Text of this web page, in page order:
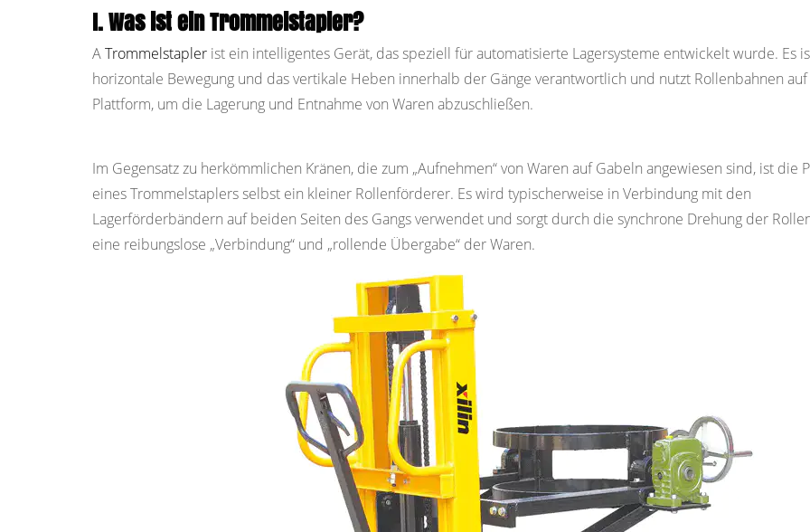
Fassstapler
vs.
Teleskopstaplerkrane:
Kernunterschiede
2.1
Grundsätze
der
Speicherung
und
des
I. Was ist ein Trommelstapler?
ATrommelstapler ist ein intelligentes Gerät, das speziell für automatisierte Lagersysteme entwickelt wurde. Es
horizontale Bewegung und das vertikale Heben innerhalb der Gänge verantwortlich und nutzt Rollenbahnen
Plattform, um die Lagerung und Entnahme von Waren abzuschließen.
Im Gegensatz zu herkömmlichen Kränen, die zum „Aufnehmen“ von Waren auf Gabeln angewiesen sind, ist die
eines Trommelstaplers selbst ein kleiner Rollenförderer. Es wird typischerweise in Verbindung mit den
Lagerförderbändern auf beiden Seiten des Gangs verwendet und sorgt durch die synchrone Drehung der
eine reibungslose „Verbindung“ und „rollende Übergabe“ der Waren.